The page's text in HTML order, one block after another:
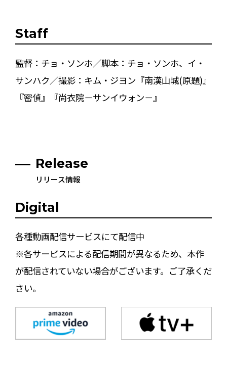
Staff
監督：チョ・ソンホ／脚本：チョ・ソンホ、イ・
サンハク／撮影：キム・ジヨン『南漢山城(原題)』
『密偵』『尚衣院－サンイウォン－』
Release
リリース情報
Digital
各種動画配信サービスにて配信中
※各サービスによる配信期間が異なるため、本作
が配信されていない場合がございます。ご了承くだ
さい。